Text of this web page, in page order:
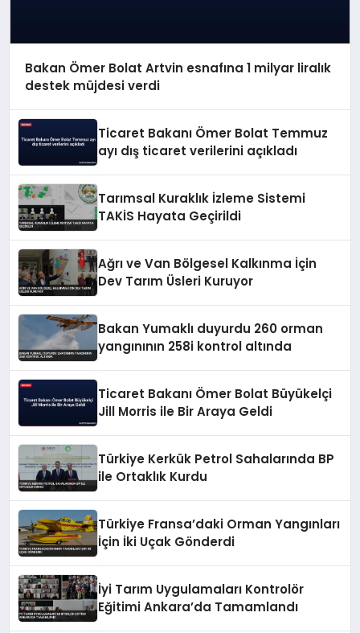
Bakan Ömer Bolat Artvin esnafına 1 milyar liralık
destek müjdesi verdi
Ticaret Bakanı Ömer Bolat Temmuz
ayı dış ticaret verilerini açıkladı
Tarımsal Kuraklık İzleme Sistemi
TAKİS Hayata Geçirildi
Ağrı ve Van Bölgesel Kalkınma İçin
Dev Tarım Üsleri Kuruyor
Bakan Yumaklı duyurdu 260 orman
yangınının 258i kontrol altında
Ticaret Bakanı Ömer Bolat Büyükelçi
Jill Morris ile Bir Araya Geldi
Türkiye Kerkük Petrol Sahalarında BP
ile Ortaklık Kurdu
Türkiye Fransa’daki Orman Yangınları
İçin İki Uçak Gönderdi
İyi Tarım Uygulamaları Kontrolör
Eğitimi Ankara’da Tamamlandı